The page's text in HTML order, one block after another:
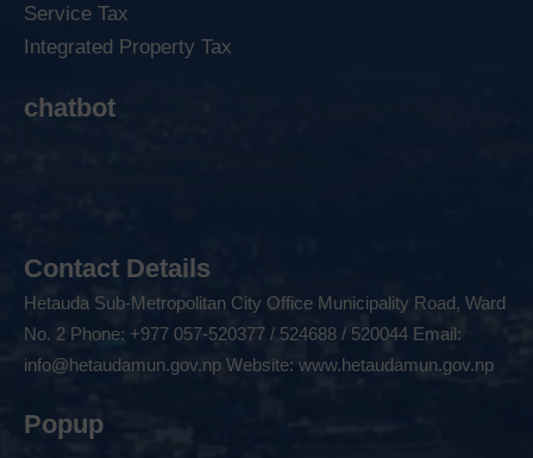
Service Tax
Integrated Property Tax
chatbot
Contact Details
Hetauda Sub-Metropolitan City Office Municipality Road, Ward
No. 2 Phone: +977 057-520377 / 524688 / 520044 Email:
info@hetaudamun.gov.np Website: www.hetaudamun.gov.np
Popup